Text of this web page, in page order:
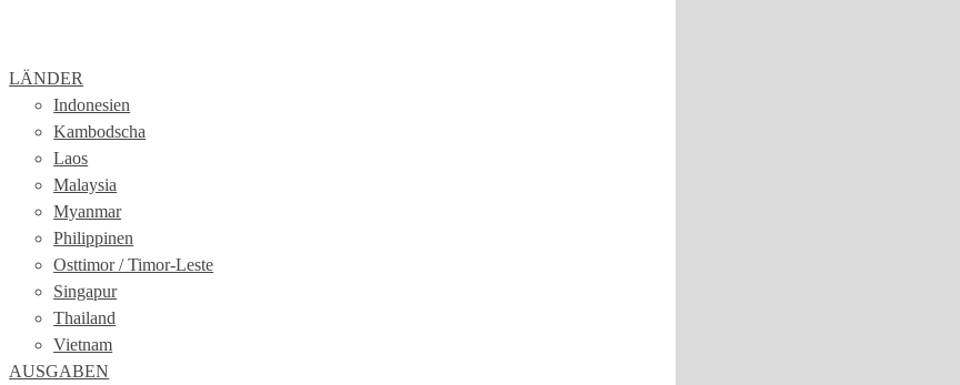
LÄNDER
Indonesien
Kambodscha
Laos
Malaysia
Myanmar
Philippinen
Osttimor / Timor-Leste
Singapur
Thailand
Vietnam
AUSGABEN